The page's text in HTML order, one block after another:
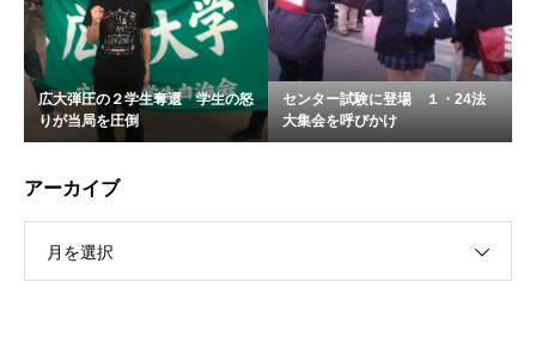
広大弾圧の２学生奪還 学生の怒
りが当局を圧倒
センター試験に登場 １・24法
大集会を呼びかけ
アーカイブ
月を選択